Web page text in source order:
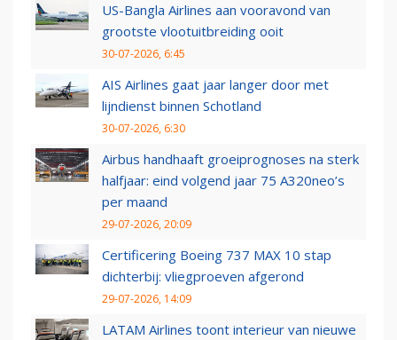
US-Bangla Airlines aan vooravond van
grootste vlootuitbreiding ooit
30-07-2026, 6:45
AIS Airlines gaat jaar langer door met
lijndienst binnen Schotland
30-07-2026, 6:30
Airbus handhaaft groeiprognoses na sterk
halfjaar: eind volgend jaar 75 A320neo’s
per maand
29-07-2026, 20:09
Certificering Boeing 737 MAX 10 stap
dichterbij: vliegproeven afgerond
29-07-2026, 14:09
LATAM Airlines toont interieur van nieuwe